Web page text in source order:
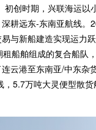
初创时期，兴联海运以
耕远东-东南亚航线。
与新船建造实现运力
船舶组成的复合船队
云港至东南亚/中东杂
，5.7万吨大灵便型散